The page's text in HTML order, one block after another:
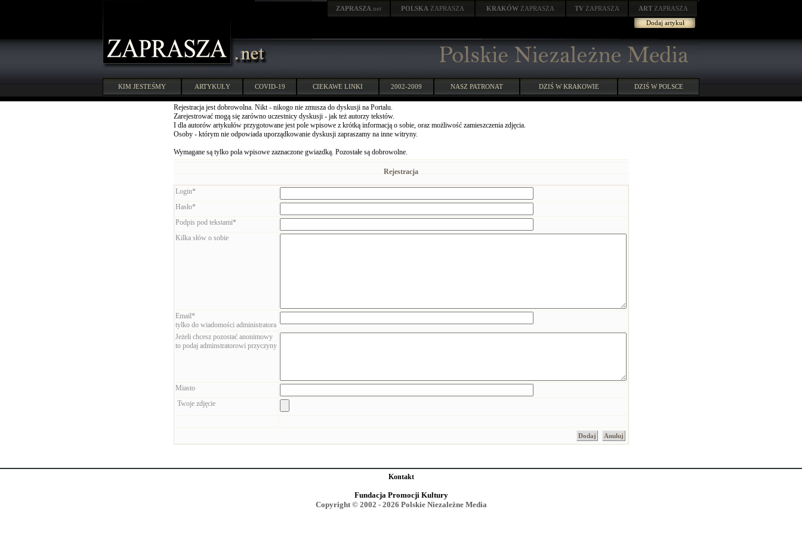
ZAPRASZA .net POLSKA ZAPRASZA KRAKÓW ZAPRASZA TV ZAPRASZA ART ZAPRASZA
Dodaj artykuł
KIM JESTEŚMY ARTYKUŁY COVID-19 CIEKAWE LINKI 2002-2009 NASZ PATRONAT DZIŚ W KRAKOWIE DZIŚ W POLSCE
Rejestracja jest dobrowolna. Nikt - nikogo nie zmusza do dyskusji na Portalu.
Zarejestrować mogą się zarówno uczestnicy dyskusji - jak też autorzy tekstów.
I dla autorów artykułów przygotowane jest pole wpisowe z krótką informacją o sobie, oraz możliwość zamieszczenia zdjęcia.
Osoby - którym nie odpowiada uporządkowanie dyskusji zapraszamy na inne witryny.
Wymagane są tylko pola wpisowe zaznaczone gwiazdką. Pozostałe są dobrowolne.
Rejestracja
Login*
Hasło*
Podpis pod tekstami*
Kilka słów o sobie
Email*
tylko do wiadomości administratora
Jeżeli chcesz pozostać anonimowy
to podaj adminstratorowi przyczyny
Miasto
Twoje zdjęcie
Kontakt
Fundacja Promocji Kultury
Copyright © 2002 - 2026 Polskie Niezależne Media